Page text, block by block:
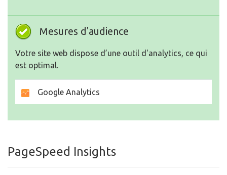
Mesures d'audience
Votre site web dispose d’une outil d'analytics, ce qui
est optimal.
Google Analytics
PageSpeed Insights